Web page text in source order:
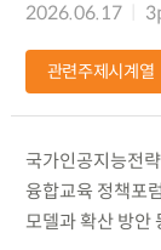
2026.06.17
관련주제시계열
국가인공지능전
융합교육 정책포
모델과 확산 방안